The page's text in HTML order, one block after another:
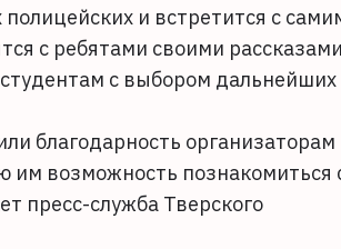
и встретится с
с ребятами своими
с выбором дальнейших
благодарность организаторам
им возможность познакомиться
пресс-служба Тверского